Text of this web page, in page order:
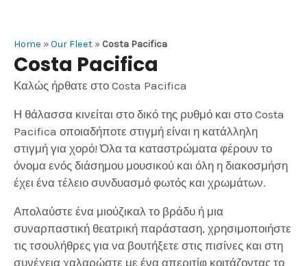
Home »Our Fleet » Costa Pacifica
Costa Pacifica
Καλώς ήρθατε στο Costa Pacifica
Η θάλασσα κινείται στο δικό της ρυθμό και στο Costa
Pacifica οποιαδήποτε στιγμή είναι η κατάλληλη
στιγμή για χορό! Όλα τα καταστρώματα φέρουν το
όνομα ενός διάσημου μουσικού και όλη η διακοσμήση
έχει ένα τέλειο συνδυασμό φωτός και χρωμάτων.
Απολαύστε ένα μιούζικαλ το βράδυ ή μια
συναρπαστική θεατρική παράσταση, χρησιμοποιήστε
τις τσουλήθρες για να βουτήξετε στις πισίνες και στη
συνέχεια χαλαρώστε με ένα απεριτίφ κοιτάζοντας το